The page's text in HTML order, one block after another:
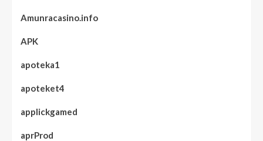
Amunracasino.info
APK
apoteka1
apoteket4
applickgamed
aprProd